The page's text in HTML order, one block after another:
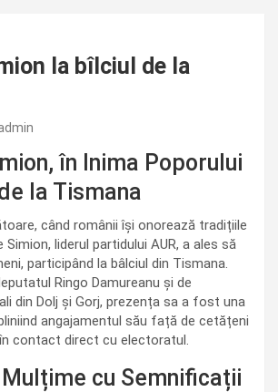
la bîlciul de la
în Inima Poporului
la Tismana
când românii își onorează tradițiile
Simion, liderul partidului AUR, a ales să
participând la bâlciul din Tismana.
Ringo Damureanu și de
din Dolj și Gorj, prezența sa a fost una
angajamentul său față de cetățeni
contact direct cu electoratul.
Mulțime cu Semnificații